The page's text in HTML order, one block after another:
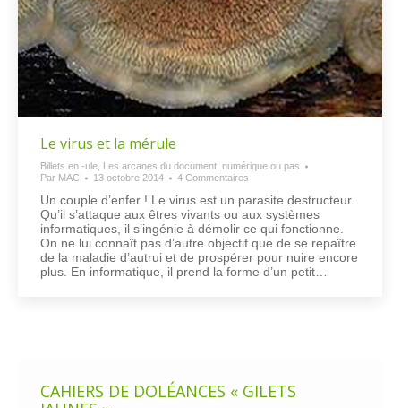
Le virus et la mérule
Billets en -ule
Les arcanes du document, numérique ou pas
Par MAC 13 octobre 2014 4 Commentaires
Un couple d’enfer ! Le virus est un parasite destructeur.
Qu’il s’attaque aux êtres vivants ou aux systèmes
informatiques, il s’ingénie à démolir ce qui fonctionne.
On ne lui connaît pas d’autre objectif que de se repaître
de la maladie d’autrui et de prospérer pour nuire encore
plus. En informatique, il prend la forme d’un petit…
CAHIERS DE DOLÉANCES « GILETS